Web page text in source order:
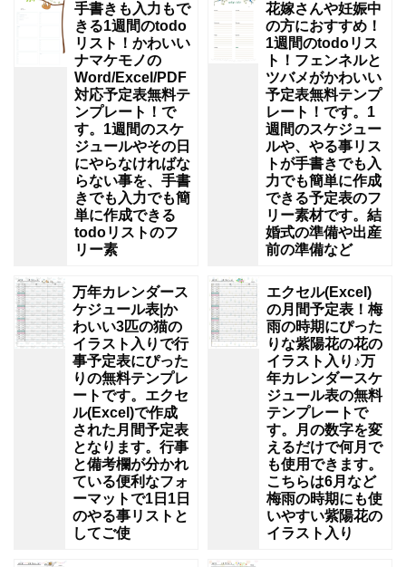
手書きも入力もで
きる1週間のtodo
リスト！かわいい
ナマケモノの
Word/Excel/PDF
対応予定表無料テ
ンプレート！で
す。1週間のスケ
ジュールやその日
にやらなければな
らない事を、手書
きでも入力でも簡
単に作成できる
todoリストのフ
リー素
花嫁さんや妊娠中
の方におすすめ！
1週間のtodoリス
ト！フェンネルと
ツバメがかわいい
予定表無料テンプ
レート！です。1
週間のスケジュー
ルや、やる事リス
トが手書きでも入
力でも簡単に作成
できる予定表のフ
リー素材です。結
婚式の準備や出産
前の準備など
万年カレンダース
ケジュール表|か
わいい3匹の猫の
イラスト入りで行
事予定表にぴった
りの無料テンプレ
ートです。エクセ
ル(Excel)で作成
された月間予定表
となります。行事
と備考欄が分かれ
ている便利なフォ
ーマットで1日1日
のやる事リストと
してご使
エクセル(Excel)
の月間予定表！梅
雨の時期にぴった
りな紫陽花の花の
イラスト入り♪万
年カレンダースケ
ジュール表の無料
テンプレートで
す。月の数字を変
えるだけで何月で
も使用できます。
こちらは6月など
梅雨の時期にも使
いやすい紫陽花の
イラスト入り